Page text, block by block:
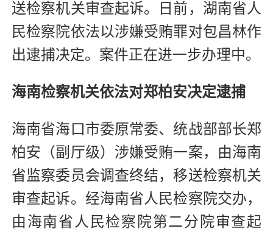
送检察机关审查起诉。日前，湖南省人
民检察院依法以涉嫌受贿罪对包昌林作
出逮捕决定。案件正在进一步办理中。
海南检察机关依法对郑柏安决定逮捕
海南省海口市委原常委、统战部部长郑
柏安（副厅级）涉嫌受贿一案，由海南
省监察委员会调查终结，移送检察机关
审查起诉。经海南省人民检察院交办，
由海南省人民检察院第二分院审查起